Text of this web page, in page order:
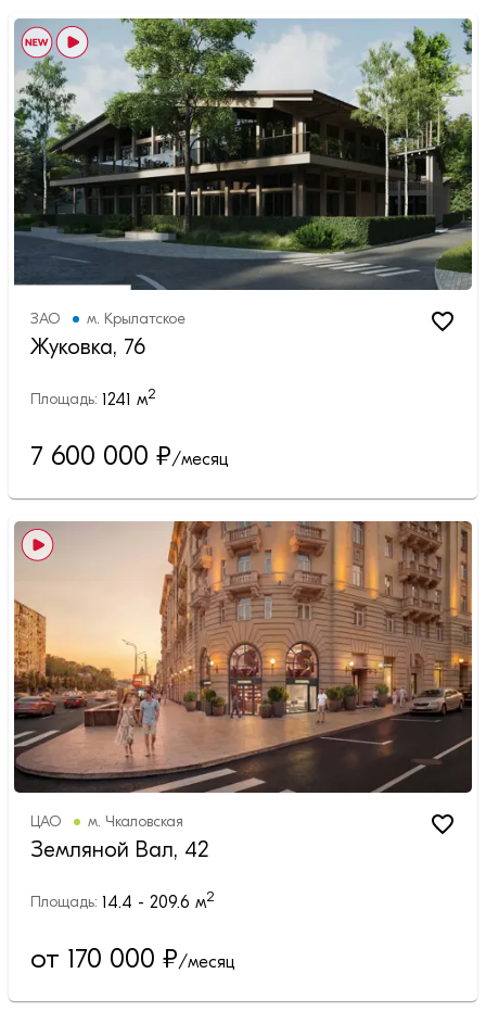
ЗАО м. Крылатское
Жуковка, 76
Площадь: 1241 м2
7 600 000 ₽/месяц
ЦАО м. Чкаловская
Земляной Вал, 42
Площадь: 14.4 - 209.6 м2
от 170 000 ₽/месяц